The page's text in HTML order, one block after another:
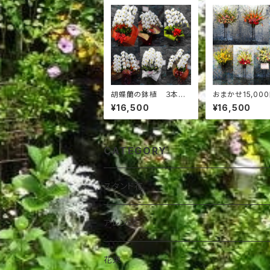
胡蝶蘭の鉢植 ３本
立 15,000円
¥16,500
おまかせ
タンド花
¥16,500
CATEGORY
スタンド花
アレンジ
花束